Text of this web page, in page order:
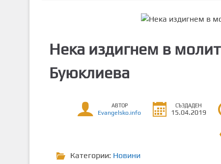
Нека издигнем в
Буюклиева
АВТОР
Evangelsko.info
СЪЗДАДЕН
15.04.2019
Категории: Новини